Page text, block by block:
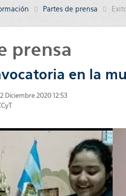
Partes de prensa
prensa
en la
Diciembre 2020 12:53